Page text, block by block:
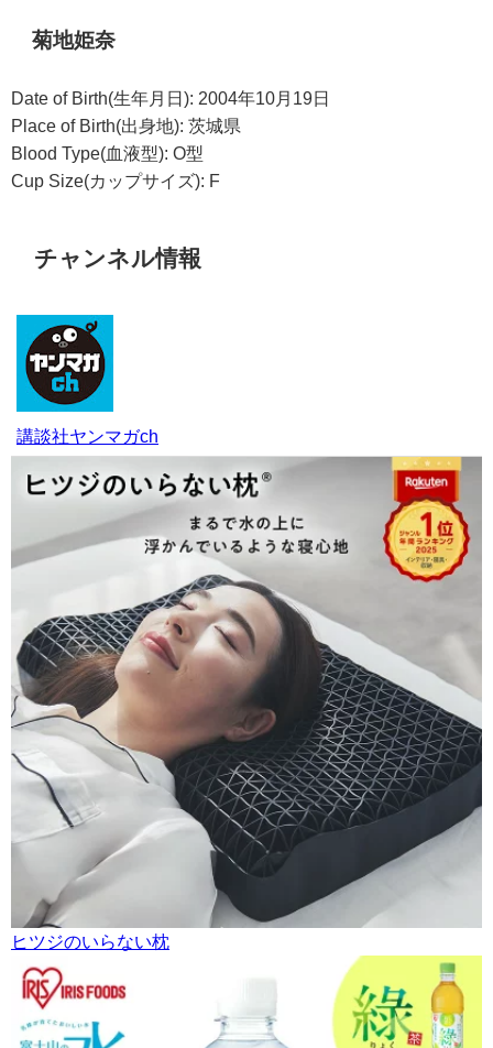
菊地姫奈
Date of Birth(生年月日): 2004年10月19日
Place of Birth(出身地): 茨城県
Blood Type(血液型): O型
Cup Size(カップサイズ): F
チャンネル情報
講談社ヤンマガch
ヒツジのいらない枕